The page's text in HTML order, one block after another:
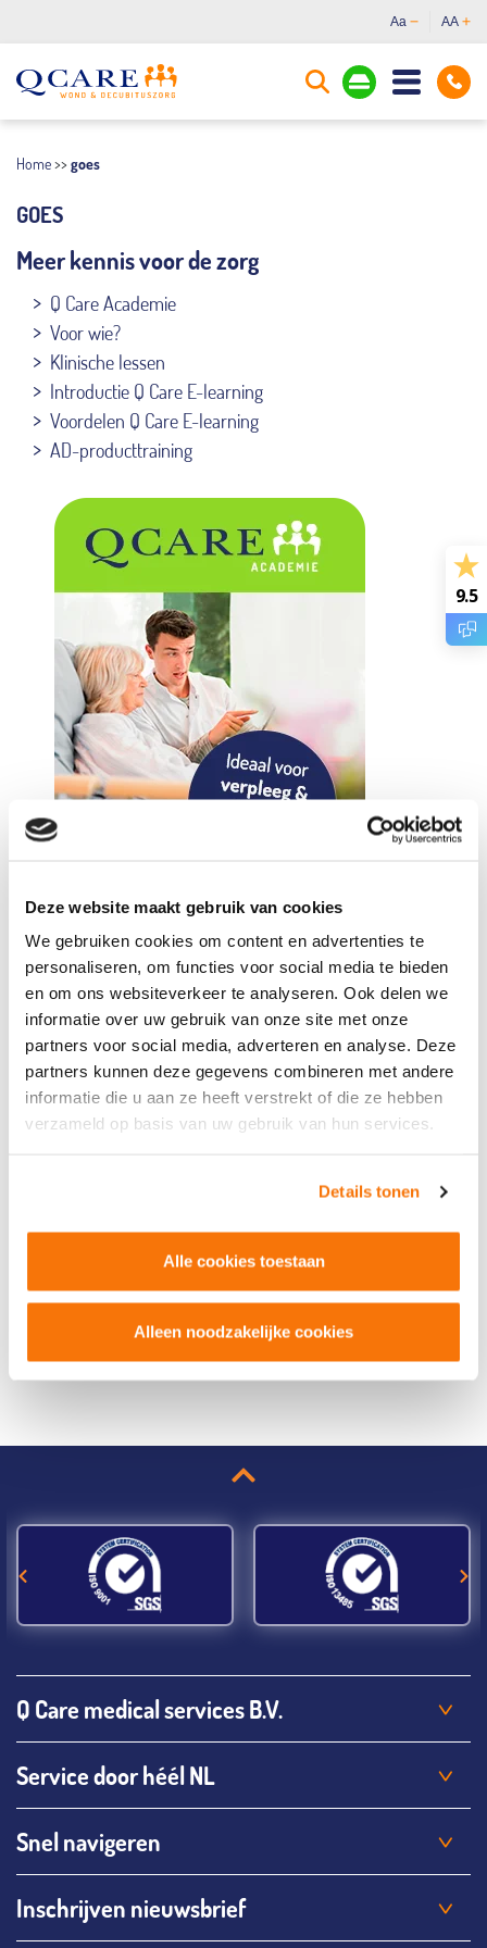
Deze website maakt gebruik van cookies
We gebruiken cookies om content en advertenties te
personaliseren, om functies voor social media te bieden
en om ons websiteverkeer te analyseren. Ook delen we
informatie over uw gebruik van onze site met onze
partners voor social media, adverteren en analyse. Deze
partners kunnen deze gegevens combineren met andere
informatie die u aan ze heeft verstrekt of die ze hebben
verzameld op basis van uw gebruik van hun services.
Details tonen
Alle cookies toestaan
Alleen noodzakelijke cookies
9.5
Aa AA
Home>> goes
GOES
Meer kennis voor de zorg
Q Care Academie
Voor wie?
Klinische lessen
Introductie Q Care E-learning
Voordelen Q Care E-learning
AD-producttraining
Q Care medical services B.V.
Service door héél NL
Snel navigeren
Inschrijven nieuwsbrief